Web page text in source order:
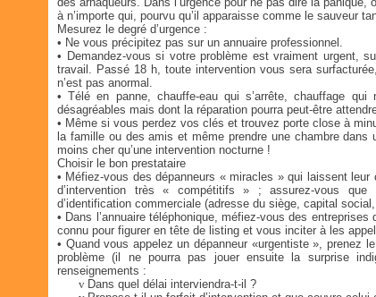
à n’importe qui, pourvu qu’il apparaisse comme le sauveur
Mesurez le degré d’urgence :
• Ne vous précipitez pas sur un annuaire professionnel.
• Demandez-vous si votre problème est vraiment urgent,
travail. Passé 18 h, toute intervention vous sera
n’est pas anormal.
• Télé en panne, chauffe-eau qui s’arrête, chauffage
désagréables mais dont la réparation pourra peut-être
• Même si vous perdez vos clés et trouvez porte close à
la famille ou des amis et même prendre une chambre
moins cher qu’une intervention nocturne !
Choisir le bon prestataire
• Méfiez-vous des dépanneurs « miracles » qui laissent
d’intervention très « compétitifs » ; assurez-vous
d’identification commerciale (adresse du siège, capital
• Dans l’annuaire téléphonique, méfiez-vous des
connu pour figurer en tête de listing et vous inciter à les
• Quand vous appelez un dépanneur «urgentiste », prenez
problème (il ne pourra pas jouer ensuite la surprise
renseignements :
v Dans quel délai interviendra-t-il ?